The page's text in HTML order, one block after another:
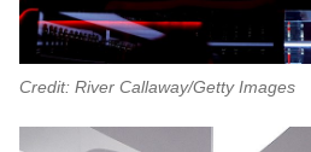
Credit: River Callaway/Getty Images